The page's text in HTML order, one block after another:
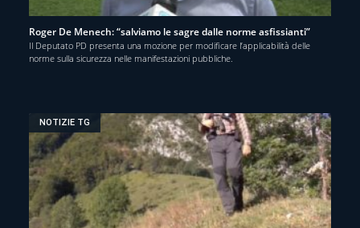
Roger De Menech: “salviamo le sagre dalle norme asfissianti”
Il Deputato PD presenta una mozione per modificare l’applicabilità delle
norme sulla sicurezza nelle manifestazioni pubbliche.
NOTIZIE TG